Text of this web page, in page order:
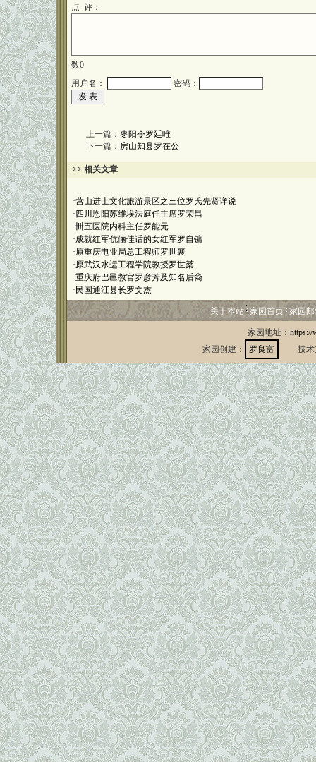
点 评：
数0
用户名：
密码：
上一篇： 枣阳令罗廷唯
下一篇： 房山知县罗在公
>> 相关文章
·营山进士文化旅游景区之三位罗氏先贤详说
· 四川恩阳苏维埃法庭任主席罗荣昌
·卌五医院内科主任罗能元
·成就红军伉俪佳话的女红军罗自镛
·原重庆电业局总工程师罗世襄
·原武汉水运工程学院教授罗世棻
·重庆府巴邑教官罗彦芳及知名后裔
· 民国通江县长罗文杰
关于本站 家园首页 家园
家园地址： https://
家园创建：
罗良富 技术